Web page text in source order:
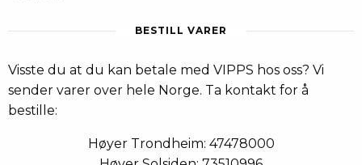
BESTILL VARER
Visste du at du kan betale med VIPPS hos oss? Vi
sender varer over hele Norge. Ta kontakt for å
bestille:
Høyer Trondheim: 47478000